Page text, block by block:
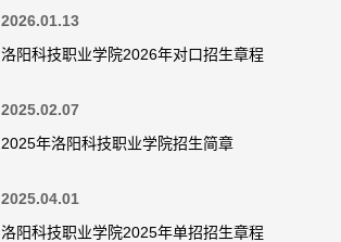
2026.01.13
洛阳科技职业学院2026年对口招生章程
2025.02.07
2025年洛阳科技职业学院招生简章
2025.04.01
洛阳科技职业学院2025年单招招生章程